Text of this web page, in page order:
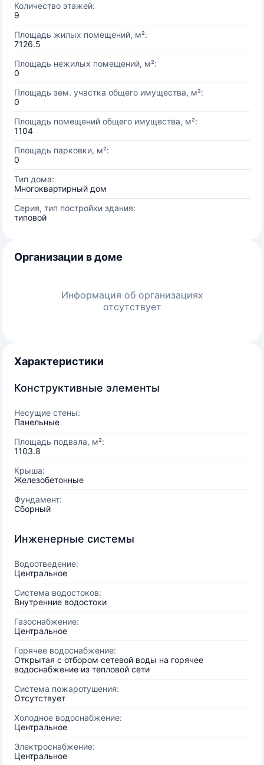
Количество этажей:
9
Площадь жилых помещений, м²:
7126.5
Площадь нежилых помещений, м²:
0
Площадь зем. участка общего имущества, м²:
0
Площадь помещений общего имущества, м²:
1104
Площадь парковки, м²:
0
Тип дома:
Многоквартирный дом
Серия, тип постройки здания:
типовой
Организации в доме
Информация об организациях
отсутствует
Характеристики
Конструктивные элементы
Несущие стены:
Панельные
Площадь подвала, м²:
1103.8
Крыша:
Железобетонные
Фундамент:
Сборный
Инженерные системы
Водоотведение:
Центральное
Система водостоков:
Внутренние водостоки
Газоснабжение:
Центральное
Горячее водоснабжение:
Открытая с отбором сетевой воды на горячее
водоснабжение из тепловой сети
Система пожаротушения:
Отсутствует
Холодное водоснабжение:
Центральное
Электроснабжение:
Центральное